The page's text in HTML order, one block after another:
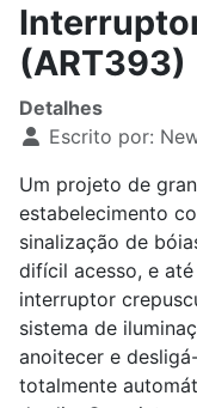
(ART393)
Detalhes
Escrito por:
Um projeto de
estabelecimento
sinalização de
difícil acesso, e
interruptor
sistema de
anoitecer e
totalmente